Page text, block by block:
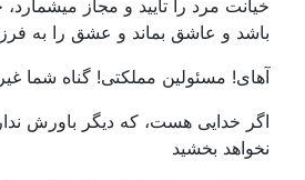
خیانت مرد را تایید و مجاز
باشد و عاشق بماند و عشق را به
آهای! مسئولین مملکتی! گناه شما
اگر خدایی هست، که دیگر باورش
نخواهد بخشید